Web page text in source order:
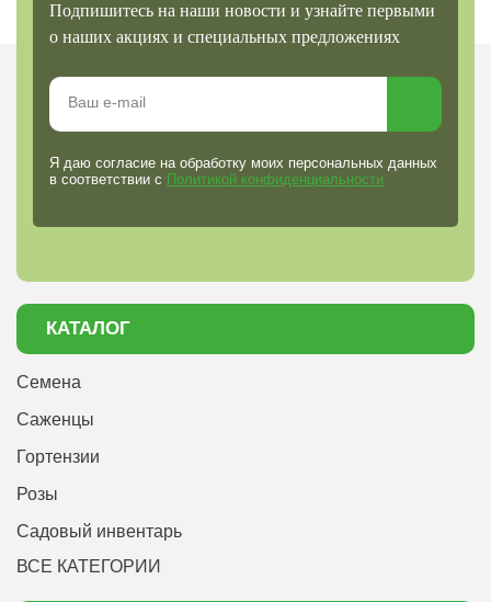
Подпишитесь на наши новости и узнайте первыми
о наших акциях и специальных предложениях
Я даю согласие на обработку моих персональных данных
в соответствии с Политикой конфиденциальности
КАТАЛОГ
Семена
Саженцы
Гортензии
Розы
Садовый инвентарь
ВСЕ КАТЕГОРИИ